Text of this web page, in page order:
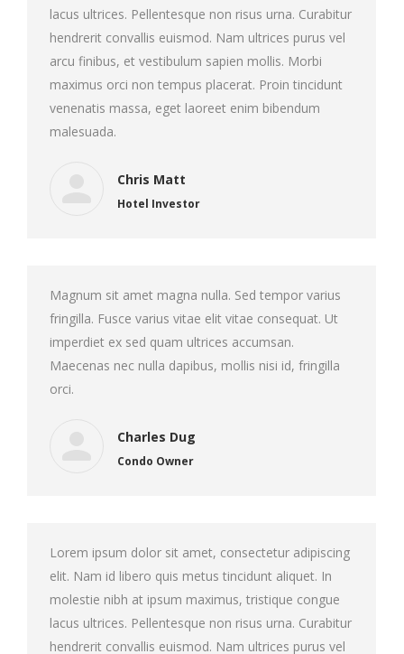
lacus ultrices. Pellentesque non risus urna. Curabitur
hendrerit convallis euismod. Nam ultrices purus vel
arcu finibus, et vestibulum sapien mollis. Morbi
maximus orci non tempus placerat. Proin tincidunt
venenatis massa, eget laoreet enim bibendum
malesuada.
Chris Matt
Hotel Investor
Magnum sit amet magna nulla. Sed tempor varius
fringilla. Fusce varius vitae elit vitae consequat. Ut
imperdiet ex sed quam ultrices accumsan.
Maecenas nec nulla dapibus, mollis nisi id, fringilla
orci.
Charles Dug
Condo Owner
Lorem ipsum dolor sit amet, consectetur adipiscing
elit. Nam id libero quis metus tincidunt aliquet. In
molestie nibh at ipsum maximus, tristique congue
lacus ultrices. Pellentesque non risus urna. Curabitur
hendrerit convallis euismod. Nam ultrices purus vel